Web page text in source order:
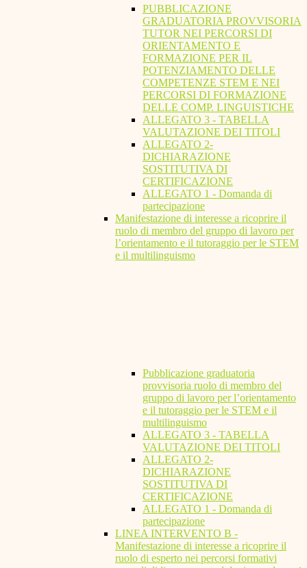
PUBBLICAZIONE
GRADUATORIA PROVVISORIA
TUTOR NEI PERCORSI DI
ORIENTAMENTO E
FORMAZIONE PER IL
POTENZIAMENTO DELLE
COMPETENZE STEM E NEI
PERCORSI DI FORMAZIONE
DELLE COMP. LINGUISTICHE
ALLEGATO 3 - TABELLA
VALUTAZIONE DEI TITOLI
ALLEGATO 2-
DICHIARAZIONE
SOSTITUTIVA DI
CERTIFICAZIONE
ALLEGATO 1 - Domanda di
partecipazione
Manifestazione di interesse a ricoprire il
ruolo di membro del gruppo di lavoro per
l’orientamento e il tutoraggio per le STEM
e il multilinguismo
Pubblicazione graduatoria
provvisoria ruolo di membro del
gruppo di lavoro per l’orientamento
e il tutoraggio per le STEM e il
multilinguismo
ALLEGATO 3 - TABELLA
VALUTAZIONE DEI TITOLI
ALLEGATO 2-
DICHIARAZIONE
SOSTITUTIVA DI
CERTIFICAZIONE
ALLEGATO 1 - Domanda di
partecipazione
LINEA INTERVENTO B -
Manifestazione di interesse a ricoprire il
ruolo di esperto nei percorsi formativi